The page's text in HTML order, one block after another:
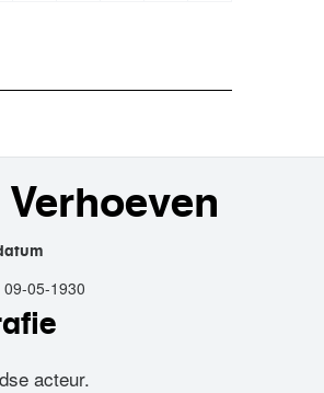
09-05-1930
acteur.